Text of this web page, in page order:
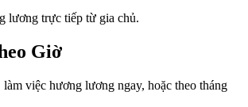
lương trực tiếp từ gia chủ.
Giờ
việc hương lương ngay, hoặc theo tháng